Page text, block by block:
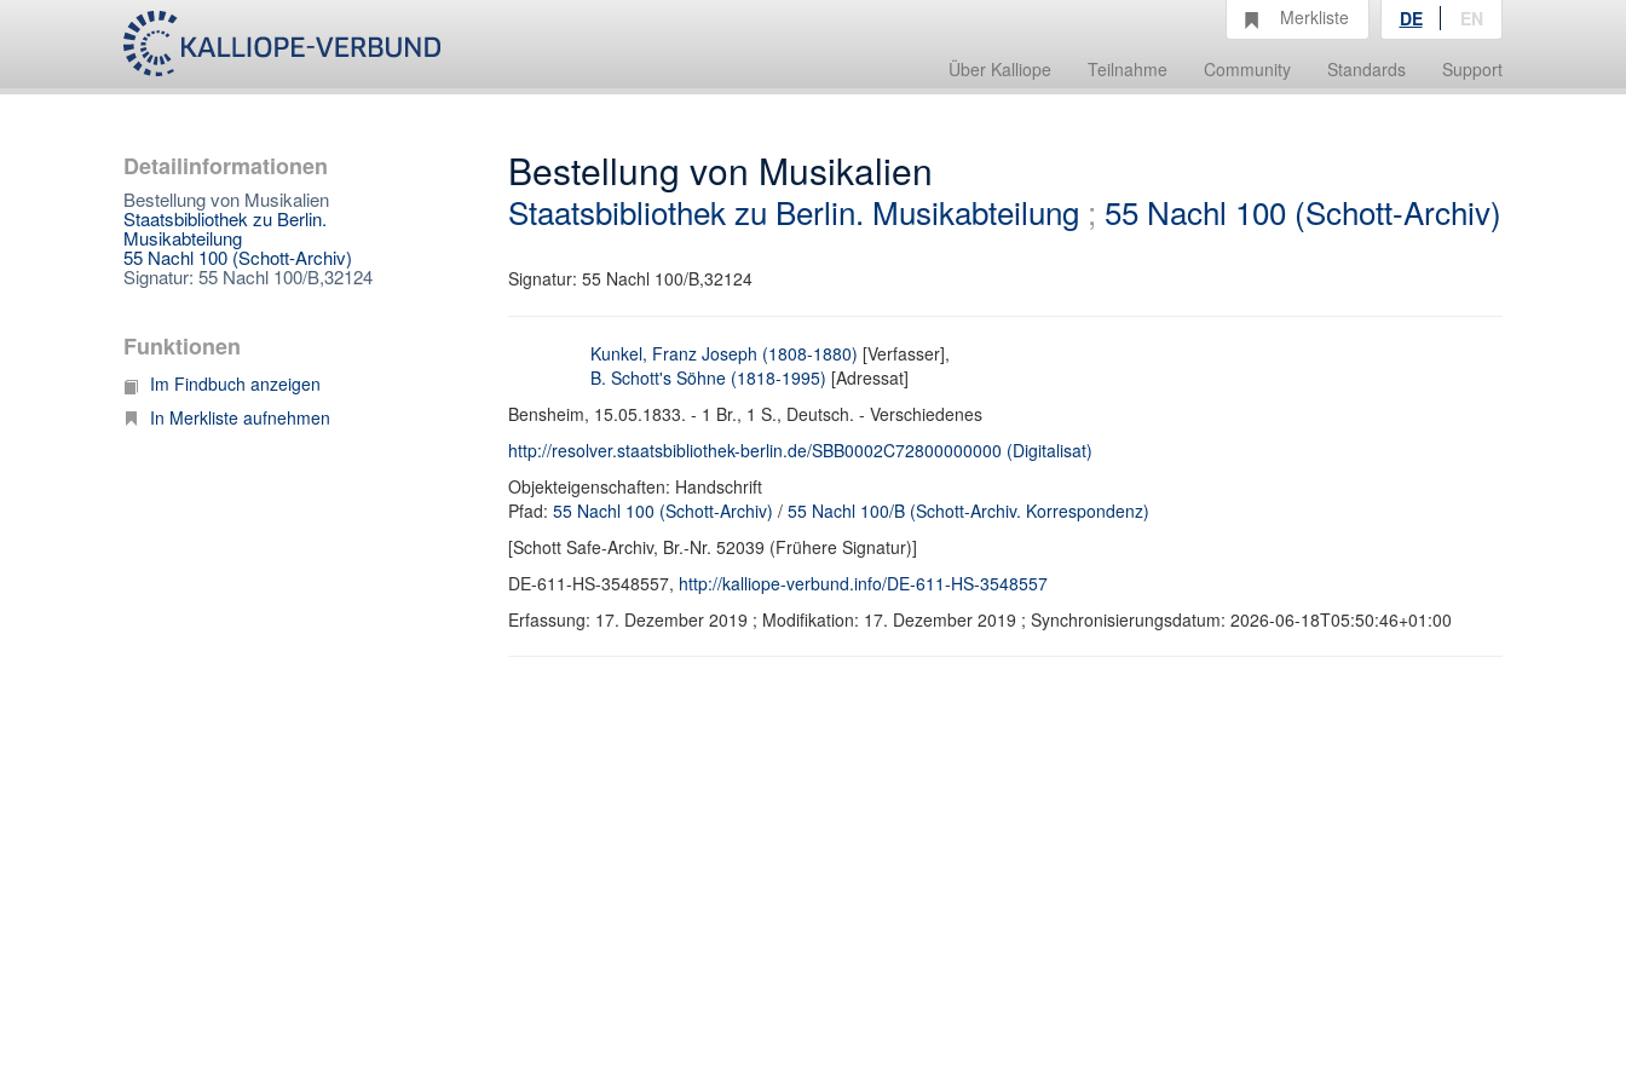
Über Kalliope Teilnahme Community Standards Support
Merkliste DE EN
Detailinformationen
Bestellung von Musikalien
Staatsbibliothek zu Berlin.
Musikabteilung
55 Nachl 100 (Schott-Archiv)
Signatur: 55 Nachl 100/B,32124
Funktionen
Im Findbuch anzeigen
In Merkliste aufnehmen
Bestellung von Musikalien
Staatsbibliothek zu Berlin. Musikabteilung ; 55 Nachl 100 (Schott-Archiv)
Signatur: 55 Nachl 100/B,32124
Kunkel, Franz Joseph (1808-1880) [Verfasser],
B. Schott's Söhne (1818-1995) [Adressat]
Bensheim, 15.05.1833. - 1 Br., 1 S., Deutsch. - Verschiedenes
http://resolver.staatsbibliothek-berlin.de/SBB0002C72800000000 (Digitalisat)
Objekteigenschaften: Handschrift
Pfad: 55 Nachl 100 (Schott-Archiv) / 55 Nachl 100/B (Schott-Archiv. Korrespondenz)
[Schott Safe-Archiv, Br.-Nr. 52039 (Frühere Signatur)]
DE-611-HS-3548557, http://kalliope-verbund.info/DE-611-HS-3548557
Erfassung: 17. Dezember 2019 ; Modifikation: 17. Dezember 2019 ; Synchronisierungsdatum: 2026-06-18T05:50:46+01:00